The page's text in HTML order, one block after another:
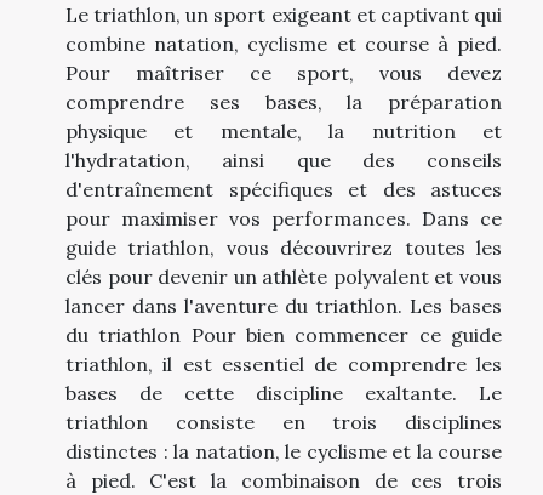
Le triathlon, un sport exigeant et captivant qui
combine natation, cyclisme et course à pied.
Pour maîtriser ce sport, vous devez
comprendre ses bases, la préparation
physique et mentale, la nutrition et
l'hydratation, ainsi que des conseils
d'entraînement spécifiques et des astuces
pour maximiser vos performances. Dans ce
guide triathlon, vous découvrirez toutes les
clés pour devenir un athlète polyvalent et vous
lancer dans l'aventure du triathlon. Les bases
du triathlon Pour bien commencer ce guide
triathlon, il est essentiel de comprendre les
bases de cette discipline exaltante. Le
triathlon consiste en trois disciplines
distinctes : la natation, le cyclisme et la course
à pied. C'est la combinaison de ces trois